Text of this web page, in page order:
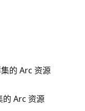
的 Arc 资源
的 Arc 资源